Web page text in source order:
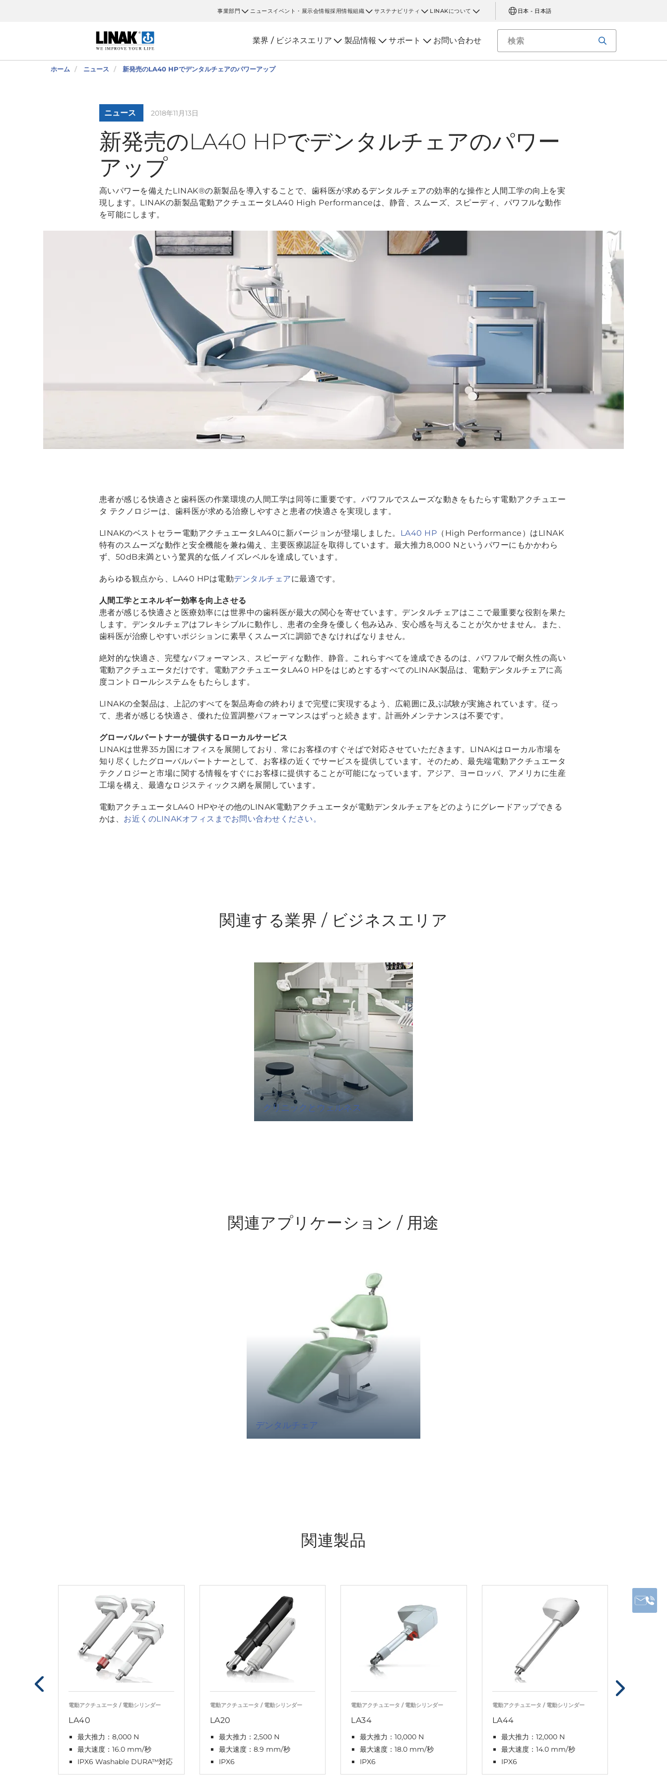
事業部門 ニュース イベント・展示会情報採用情報組織 サステナビリティ LINAKについて 日本 - 日本語
業界 / ビジネスエリア 製品情報 サポート お問い合わせ
ホーム ニュース 新発売のLA40 HPでデンタルチェアのパワーアップ
ニュース 2018年11月13日
新発売のLA40 HPでデンタルチェアのパワー
アップ
高いパワーを備えたLINAK®の新製品を導入することで、歯科医が求めるデンタルチェアの効率的な操作と人間工学の向上を実
現します。LINAKの新製品電動アクチュエータLA40 High Performanceは、静音、スムーズ、スピーディ、パワフルな動作
を可能にします。
患者が感じる快適さと歯科医の作業環境の人間工学は同等に重要です。パワフルでスムーズな動きをもたらす電動アクチュエー
タ テクノロジーは、歯科医が求める治療しやすさと患者の快適さを実現します。
LINAKのベストセラー電動アクチュエータLA40に新バージョンが登場しました。 LA40 HP （High Performance）はLINAK
特有のスムーズな動作と安全機能を兼ね備え、主要医療認証を取得しています。最大推力8,000 Nというパワーにもかかわら
ず、50dB未満という驚異的な低ノイズレベルを達成しています。
あらゆる観点から、LA40 HPは電動デンタルチェアに最適です。
人間工学とエネルギー効率を向上させる
患者が感じる快適さと医療効率には世界中の歯科医が最大の関心を寄せています。デンタルチェアはここで最重要な役割を果た
します。デンタルチェアはフレキシブルに動作し、患者の全身を優しく包み込み、安心感を与えることが欠かせません。また、
歯科医が治療しやすいポジションに素早くスムーズに調節できなければなりません。
絶対的な快適さ、完璧なパフォーマンス、スピーディな動作、静音。これらすべてを達成できるのは、パワフルで耐久性の高い
電動アクチュエータだけです。電動アクチュエータLA40 HPをはじめとするすべてのLINAK製品は、電動デンタルチェアに高
度コントロールシステムをもたらします。
LINAKの全製品は、上記のすべてを製品寿命の終わりまで完璧に実現するよう、広範囲に及ぶ試験が実施されています。従っ
て、患者が感じる快適さ、優れた位置調整パフォーマンスはずっと続きます。計画外メンテナンスは不要です。
グローバルパートナーが提供するローカルサービス
LINAKは世界35カ国にオフィスを展開しており、常にお客様のすぐそばで対応させていただきます。LINAKはローカル市場を
知り尽くしたグローバルパートナーとして、お客様の近くでサービスを提供しています。そのため、最先端電動アクチュエータ
テクノロジーと市場に関する情報をすぐにお客様に提供することが可能になっています。アジア、ヨーロッパ、アメリカに生産
工場を構え、最適なロジスティックス網を展開しています。
電動アクチュエータLA40 HPやその他のLINAK電動アクチュエータが電動デンタルチェアをどのようにグレードアップできる
かは、 お近くのLINAKオフィスまでお問い合わせください。
関連する業界 / ビジネスエリア
クリニックとウェルネス
関連アプリケーション / 用途
デンタルチェア
関連製品
電動アクチュエータ / 電動シリンダー
LA40
最大推力：8,000 N
最大速度：16.0 mm/秒
IPX6 Washable DURA™対応
電動アクチュエータ / 電動シリンダー
LA20
最大推力：2,500 N
最大速度：8.9 mm/秒
IPX6
電動アクチュエータ / 電動シリンダー
LA34
最大推力：10,000 N
最大速度：18.0 mm/秒
IPX6
電動アクチュエータ / 電動シリンダー
LA44
最大推力：12,000 N
最大速度：14.0 mm/秒
IPX6